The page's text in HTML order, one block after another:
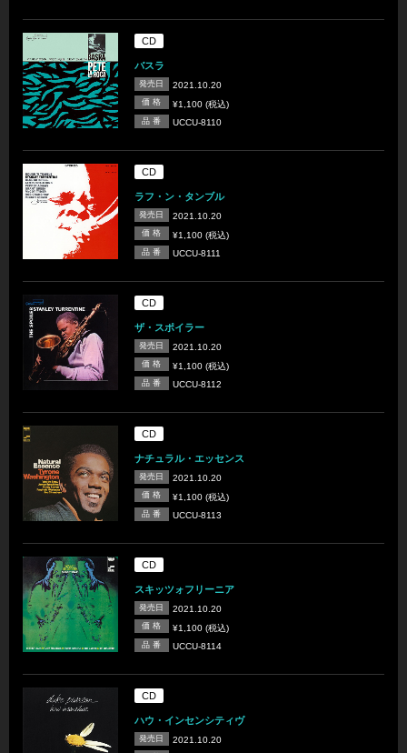
CD
バスラ
発売日 2021.10.20
価 格 ¥1,100 (税込)
品 番 UCCU-8110
CD
ラフ・ン・タンブル
発売日 2021.10.20
価 格 ¥1,100 (税込)
品 番 UCCU-8111
CD
ザ・スポイラー
発売日 2021.10.20
価 格 ¥1,100 (税込)
品 番 UCCU-8112
CD
ナチュラル・エッセンス
発売日 2021.10.20
価 格 ¥1,100 (税込)
品 番 UCCU-8113
CD
スキッツォフリーニア
発売日 2021.10.20
価 格 ¥1,100 (税込)
品 番 UCCU-8114
CD
ハウ・インセンシティヴ
発売日 2021.10.20